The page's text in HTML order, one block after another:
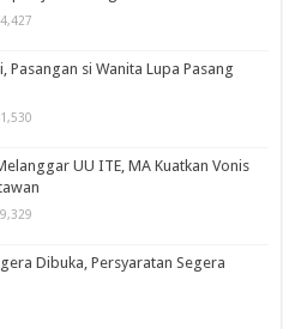
Pasangan si Wanita Lupa Pasang
UU ITE, MA Kuatkan Vonis
Dibuka, Persyaratan Segera